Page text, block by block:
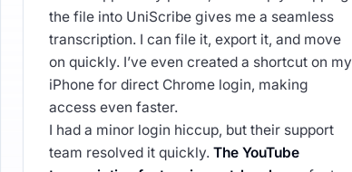
the file into UniScribe gives me a seamless
transcription. I can file it, export it, and move
on quickly. I’ve even created a shortcut on my
iPhone for direct Chrome login, making
access even faster.
I had a minor login hiccup, but their support
team resolved it quickly.The YouTube